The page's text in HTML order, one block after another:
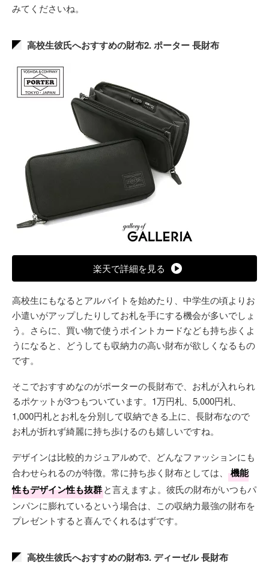
みてくださいね。
高校生彼氏へおすすめの財布2. ポーター 長財布
楽天で詳細を見る
高校生にもなるとアルバイトを始めたり、中学生の頃よりお
小遣いがアップしたりしてお札を手にする機会が多いでしょ
う。さらに、買い物で使うポイントカードなども持ち歩くよ
うになると、どうしても収納力の高い財布が欲しくなるもの
です。
そこでおすすめなのがポーターの長財布で、お札が入れられ
るポケットが3つもついています。1万円札、5,000円札、
1,000円札とお札を分別して収納できる上に、長財布なので
お札が折れず綺麗に持ち歩けるのも嬉しいですね。
デザインは比較的カジュアルめで、どんなファッションにも
合わせられるのが特徴。常に持ち歩く財布としては、
機能
性もデザイン性も抜群と言えますよ。彼氏の財布がいつもパ
ンパンに膨れているという場合は、この収納力最強の財布を
プレゼントすると喜んでくれるはずです。
高校生彼氏へおすすめの財布3. ディーゼル 長財布